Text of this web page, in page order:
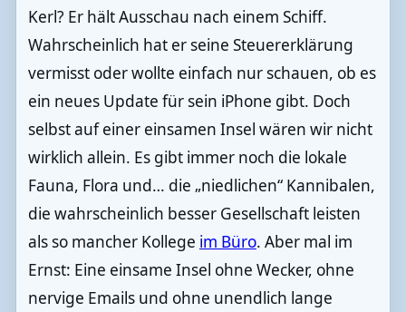
Kerl? Er hält Ausschau nach einem Schiff.
Wahrscheinlich hat er seine Steuererklärung
vermisst oder wollte einfach nur schauen, ob es
ein neues Update für sein iPhone gibt. Doch
selbst auf einer einsamen Insel wären wir nicht
wirklich allein. Es gibt immer noch die lokale
Fauna, Flora und… die „niedlichen“ Kannibalen,
die wahrscheinlich besser Gesellschaft leisten
als so mancher Kollege im Büro. Aber mal im
Ernst: Eine einsame Insel ohne Wecker, ohne
nervige Emails und ohne unendlich lange